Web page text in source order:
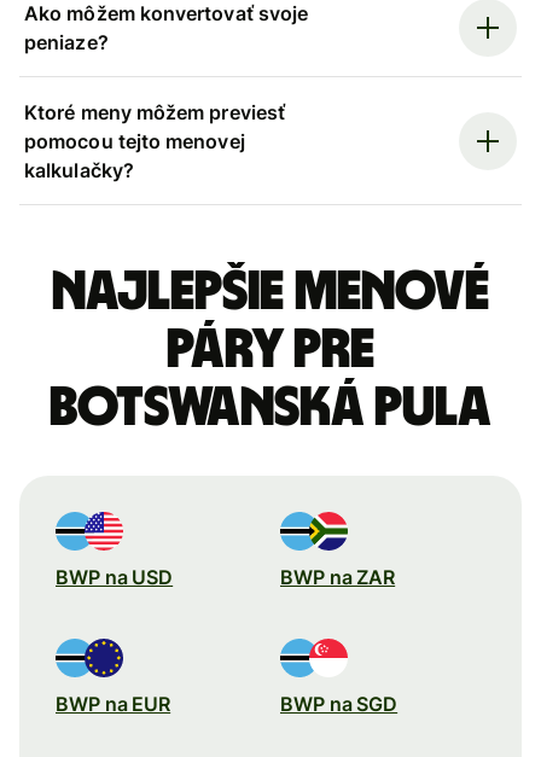
Ako môžem konvertovať svoje
peniaze?
Ktoré meny môžem previesť
pomocou tejto menovej
kalkulačky?
Najlepšie menové
páry pre
Botswanská pula
BWP na USD BWP na ZAR
BWP na EUR BWP na SGD